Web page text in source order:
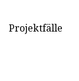
Projektfälle